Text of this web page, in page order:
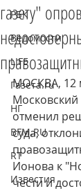
РБК
Ведомости
LIFE
Газета.ru
НГ
BFM.RU
RT
Известия
газету"
МОСКВА, 12
Московский
отменил
суда,
Ионова к
чести и